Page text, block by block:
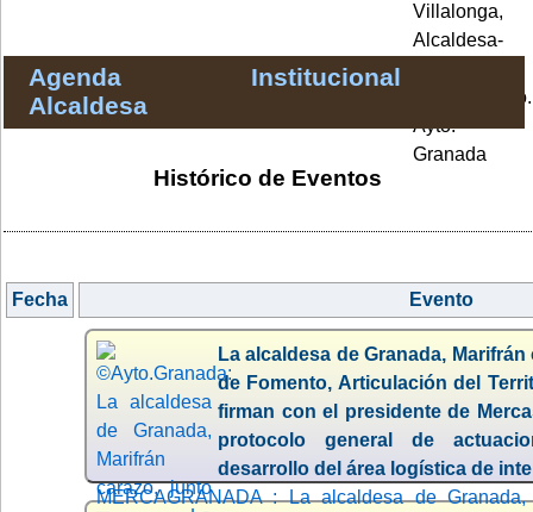
Agenda Institucional
Alcaldesa
Histórico de Eventos
Fecha Evento
La alcaldesa de Granada,
de Fomento, Articulación del
firman con el presidente de
protocolo general de
desarrollo del área logística de
MERCAGRANADA : La alcaldesa de